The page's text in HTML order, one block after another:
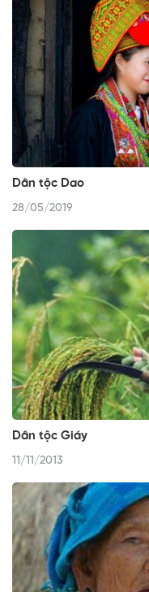
Dân tộc Dao
28/05/2019
Dân tộc Giáy
11/11/2013